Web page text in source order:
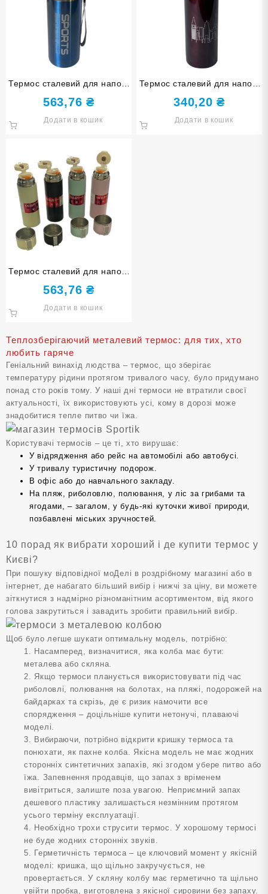
Теплозберігаючий металевий термос: для тих, хто
любить гаряче
Геніальний винахід людства – термос, що зберігає
температуру рідини протягом тривалого часу, було придумано
понад сто років тому. У наші дні термоси не втратили своєї
актуальності, їх використовують усі, кому в дорозі може
знадобитися тепле питво чи їжа.
Користувачі термосів – це ті, хто вирушає:
У відрядження або рейс на автомобілі або автобусі.
У тривалу туристичну подорож.
В офіс або до навчального закладу.
На пляж, риболовлю, полювання, у ліс за грибами та
ягодами, – загалом, у будь-які куточки живої природи,
позбавлені міських зручностей.
10 порад як вибрати хороший і де купити термос у
Києві?
При пошуку відповідної моДелі в роздрібному магазині або в
інтернет, де набагато більший вибір і нижчі за ціну, ви можете
зіткнутися з надмірно різноманітним асортиментом, від якого
голова закрутиться і завадить зробити правильний вибір.
Щоб було легше шукати оптимальну модель, потрібно:
1. Насамперед, визначитися, яка колба має бути:
металева або скляна.
2. Якщо термоси планується використовувати під час
риболовлі, полювання на болотах, на пляжі, подорожей на
байдарках та скрізь, де є ризик намочити все
спорядження – доцільніше купити нетонучі, плаваючі
моделі.
3. Вибираючи, потрібно відкрити кришку термоса та
понюхати, як пахне колба. Якісна модель не має жодних
сторонніх синтетичних запахів, які згодом убере питво або
їжа. Запевнення продавців, що запах з вріменем
вивітриться, залиште поза увагою. Неприємний запах
дешевого пластику залишається незмінним протягом
усього терміну експлуатації.
4. Необхідно трохи струсити термос. У хорошому термосі
не буде жодних сторонніх звуків.
5. Герметичність термоса – це ключовий момент у якісній
моделі: кришка, що щільно закручується, не
провертається. У скляну колбу має герметично та щільно
увійти пробка, виготовлена з якісної сировини без запаху.
Термос сталевий для напоїв
1000 мл Т8236 кольори в
асортименті
563,76 ₴
Додати в кошик
Термос сталевий для напоїв
500 мл FDKB-500 кольори в
асортименті
340,20₴
Додати в кошик
Термос сталевий для напоїв
500 мл Т7761 кольори в
асортименті
563,76 ₴
Додати в кошик